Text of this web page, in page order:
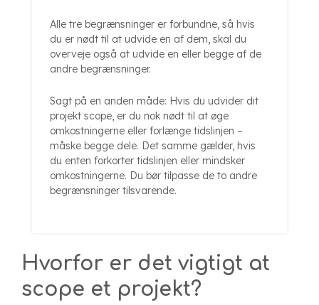
Alle tre begrænsninger er forbundne, så hvis
du er nødt til at udvide en af dem, skal du
overveje også at udvide en eller begge af de
andre begrænsninger.
Sagt på en anden måde: Hvis du udvider dit
projekt scope, er du nok nødt til at øge
omkostningerne eller forlænge tidslinjen –
måske begge dele. Det samme gælder, hvis
du enten forkorter tidslinjen eller mindsker
omkostningerne. Du bør tilpasse de to andre
begrænsninger tilsvarende.
Hvorfor er det vigtigt at
scope et projekt?